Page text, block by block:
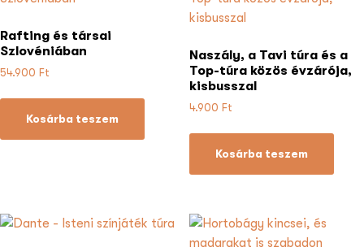
Rafting és társai
Szlovéniában
54.900 Ft
Kosárba teszem
Naszály, a Tavi túra és a
Top-túra közös évzárója,
kisbusszal
4.900 Ft
Kosárba teszem